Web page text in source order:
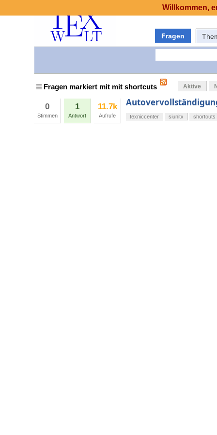
Fragen
Fragen markiert mit mit shortcuts Aktive
0
Stimmen
1
Antwort
11.7k
Aufrufe texniccenter siunitx shortcuts
Willkommen,